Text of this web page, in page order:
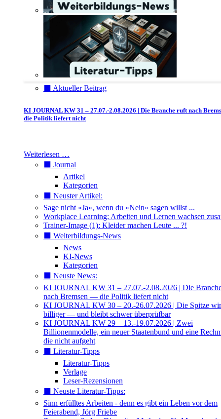
⬛️ Aktueller Beitrag
KI JOURNAL KW 31 – 27.07.-2.08.2026 | Die Branche ruft nach
die Politik liefert nicht
Weiterlesen …
⬛️ Journal
Artikel
Kategorien
⬛️ Neuster Artikel:
Sage nicht »Ja«, wenn du »Nein« sagen willst ...
Workplace Learning: Arbeiten und Lernen wachsen
Trainer-Image (1): Kleider machen Leute ... ?!
⬛️ Weiterbildungs-News
News
KI-News
Kategorien
⬛️ Neuste News:
KI JOURNAL KW 31 – 27.07.-2.08.2026 | Die
nach Bremsen — die Politik liefert nicht
KI JOURNAL KW 30 – 20.-26.07.2026 | Die Spitze
billiger — und bleibt schwer überprüfbar
KI JOURNAL KW 29 – 13.-19.07.2026 | Zwei
Billionenmodelle, ein neuer Staatenbund und eine
die nicht aufgeht
⬛️ Literatur-Tipps
Literatur-Tipps
Verlage
Leser-Rezensionen
⬛️ Neuste Literatur-Tipps:
Sinn erfülltes Arbeiten - denn es gibt ein Leben vor dem
Feierabend, Jörg Friebe